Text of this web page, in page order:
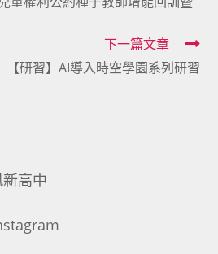
下一篇文章
【研習】AI導入時空學園系列研習
高中